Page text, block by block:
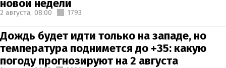
новой недели
2 августа, 08:00 1793
Дождь будет идти только на западе, но
температура поднимется до +35: какую
погоду прогнозируют на 2 августа